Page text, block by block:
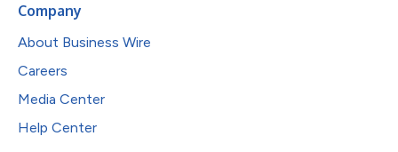
Company
About Business Wire
Careers
Media Center
Help Center